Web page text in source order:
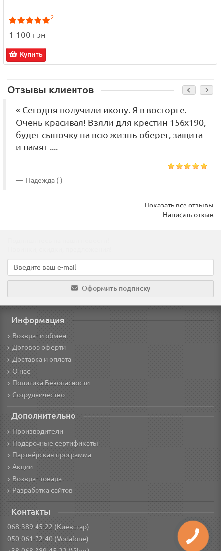
2
1 100 грн
Купить
Отзывы клиентов
« Сегодня получили икону. Я в восторге.
Очень красивая! Взяли для крестин 156х190,
будет сыночку на всю жизнь оберег, защита
и памят ....
Надежда ( )
Показать все отзывы
Написать отзыв
Оформить подписку
Информация
Возврат и обмен
Договор оферти
Доставка и оплата
О нас
Политика Безопасности
Сотрудничество
Дополнительно
Производители
Подарочные сертификаты
Партнёрская программа
Акции
Возврат товара
Разработка сайтов
Контакты
068-389-45-22 (Киевстар)
050-061-72-40 (Vodafone)